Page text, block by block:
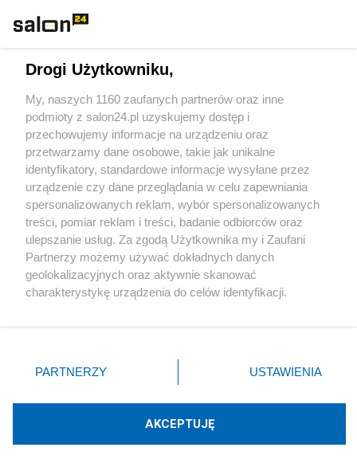
Sport
Społeczeństwo
Kultura
X Facebook Instagram Youtube
Technologię dostarcza:W3media.pl
Drogi Użytkowniku,
My, naszych 1160 zaufanych partnerów oraz inne
podmioty z salon24.pl uzyskujemy dostęp i
przechowujemy informacje na urządzeniu oraz
przetwarzamy dane osobowe, takie jak unikalne
identyfikatory, standardowe informacje wysyłane przez
urządzenie czy dane przeglądania w celu zapewniania
spersonalizowanych reklam, wybór spersonalizowanych
treści, pomiar reklam i treści, badanie odbiorców oraz
ulepszanie usług. Za zgodą Użytkownika my i Zaufani
Partnerzy możemy używać dokładnych danych
geolokalizacyjnych oraz aktywnie skanować
charakterystykę urządzenia do celów identyfikacji.
zmienić/wycofać klikając przycisk ustawień prywatności
znajdujący się w lewym dolnym rogu strony
rodzaje przetwarzania danych nie wymagają zgody
użytkownika, ale masz prawo sprzeciwić się takiemu
PARTNERZY USTAWIENIA
AKCEPTUJĘ